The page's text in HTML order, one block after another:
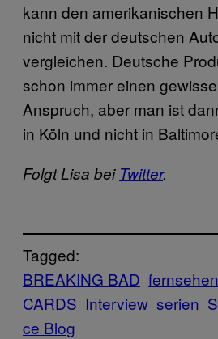
kann den amerikanischen
nicht mit der deutschen
vergleichen. Deutsche
schon immer einen
Anspruch, aber man ist
in Köln und nicht in
Folgt Lisa bei Twitter.
Tagged:
BREAKING BAD fernsehen
CARDS Interview serien
ce Blog